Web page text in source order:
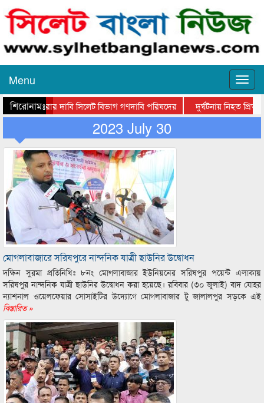
Menu
শিরোনামঃ-
করার দাবি সিলেট বিভাগ গণদাবি পরিষদের
দুর্ঘটনায় নিহত
হাসপাতালে মহানগর জামায়াত নেতৃবৃন্দ
সিলেটে তালামীযে ইসলামিয়ার
2023 July 30
মোগলাবাজারে সরিষপুরে নান্দনিক যাত্রী ছাউনির উদ্বোধন
দক্ষিন সুরমা প্রতিনিধিঃ ৮নং মোগলাবাজার ইউনিয়নের সরিষপুর পয়েন্ট এলাকায়
সরিষপুর নান্দনিক যাত্রী ছাউনির উদ্বোধন করা হয়েছে। রবিবার (৩০ জুলাই) বাদ যোহর
ন্যাশনাল ওয়েলফেয়ার সোসাইটির উদ্যোগে মোগলাবাজার টু জালালপুর সড়কে এই
বিস্তারিত »